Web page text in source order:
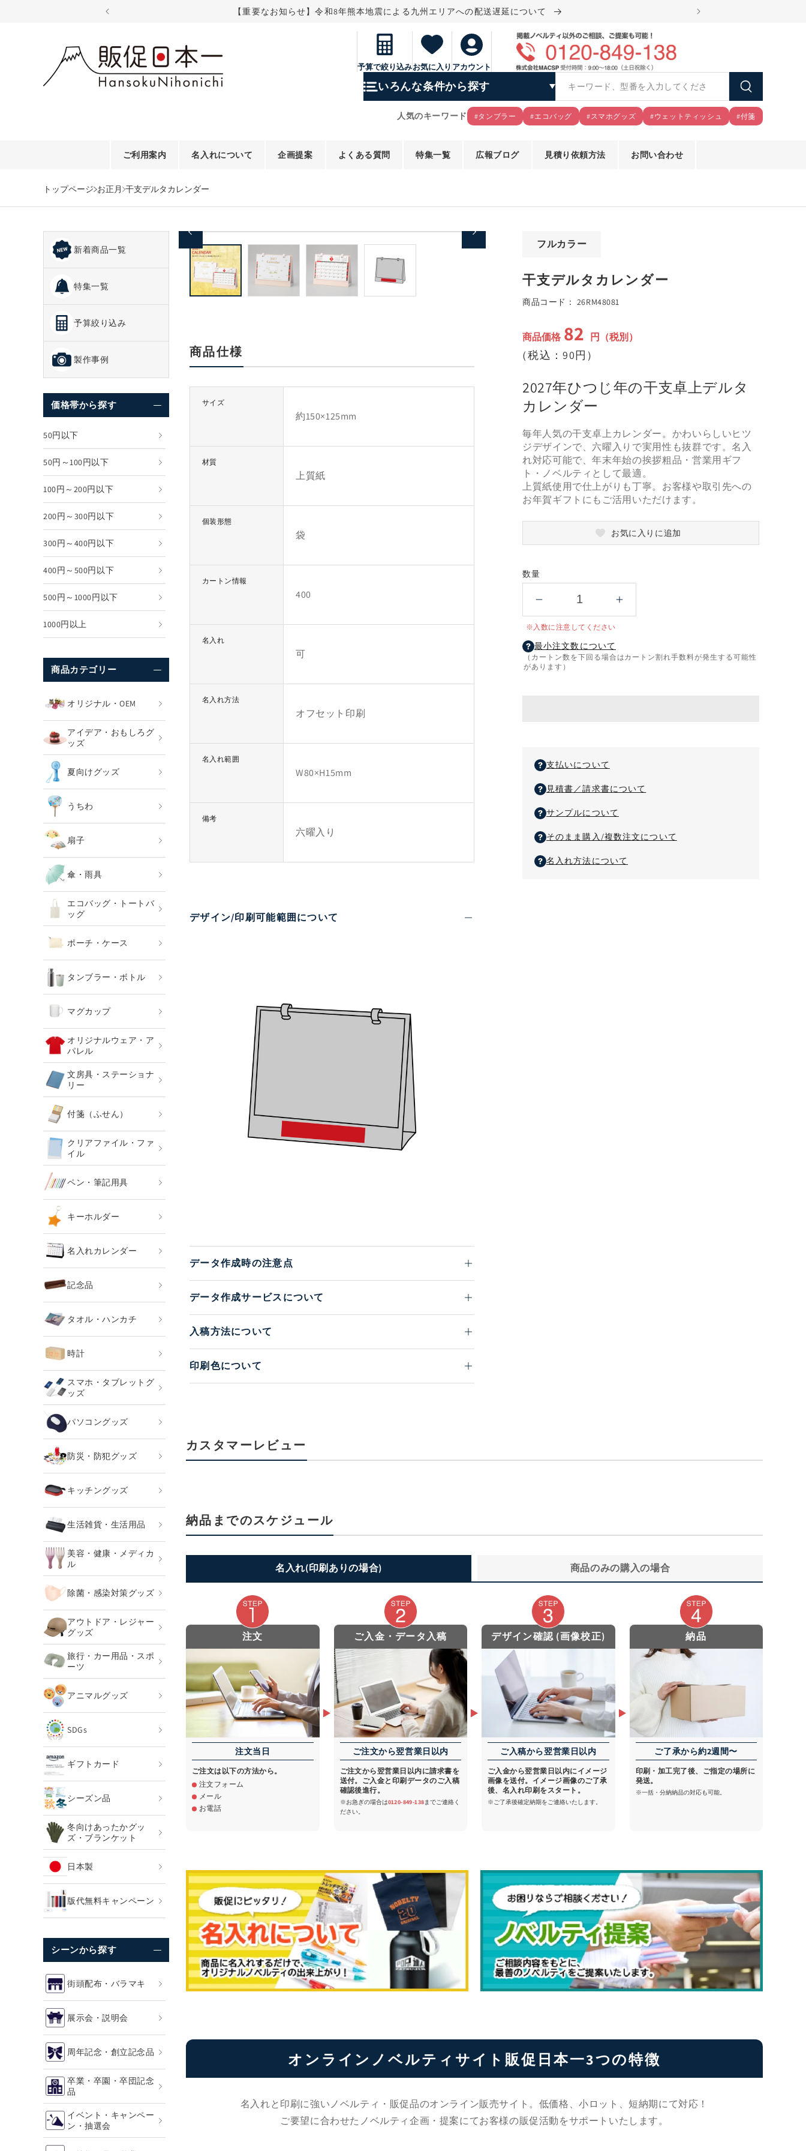
【重要なお知らせ】令和8年熊本地震による九州エリアへの配送遅延について スピード見積もりで小ロ
人気のキーワード #タンブラー #エコバッグ #スマホグッズ #ウェットティッシュ #付箋
ご利用案内 名入れについて 企画提案 よくある質問 特集一覧 広報ブログ 見積り依頼方法 お問い合わせ
いろんな条件から探す
予算で絞り込みお気に入り アカウント
トップページ お正月 干支デルタカレンダー
新着商品一覧
特集一覧
予算絞り込み
製作事例
価格帯から探す
50円以下
50円～100円以下
100円～200円以下
200円～300円以下
300円～400円以下
400円～500円以下
500円～1000円以下
1000円以上
商品カテゴリー
オリジナル・OEM
アイデア・おもしろグ
ッズ
夏向けグッズ
うちわ
扇子
傘・雨具
エコバッグ・トートバ
ッグ
ポーチ・ケース
タンブラー・ボトル
マグカップ
オリジナルウェア・ア
パレル
文房具・ステーショナ
リー
付箋（ふせん）
クリアファイル・ファ
イル
ペン・筆記用具
キーホルダー
名入れカレンダー
記念品
タオル・ハンカチ
時計
スマホ・タブレットグ
ッズ
パソコングッズ
防災・防犯グッズ
キッチングッズ
生活雑貨・生活用品
美容・健康・メディカ
ル
除菌・感染対策グッズ
アウトドア・レジャー
グッズ
旅行・カー用品・スポ
ーツ
アニマルグッズ
SDGs
ギフトカード
シーズン品
冬向けあったかグッ
ズ・ブランケット
日本製
版代無料キャンペーン
シーンから探す
街頭配布・バラマキ
展示会・説明会
周年記念・創立記念品
卒業・卒園・卒団記念
品
イベント・キャンペー
ン・抽選会
商品情
報にス
キップ
モ
ー
ル
で
開
く
ー
商品仕様
サイズ
約150×125mm
材質
上質紙
個装形態
袋
カートン情報
400
名入れ
可
名入れ方法
オフセット印刷
名入れ範囲
W80×H15mm
備考
六曜入り
デザイン/印刷可能範囲について
データ作成時の注意点
データ作成サービスについて
入稿方法について
印刷色について
フルカラー
干支デルタカレンダー
商品コード： SKU:
26RM48081
商品価格 通
常
格
82 円（税別）
（税込：90円）
2027年ひつじ年の干支卓上デルタ
カレンダー
毎年人気の干支卓上カレンダー。かわいらしいヒツ
ジデザインで、六曜入りで実用性も抜群です。名入
れ対応可能で、年末年始の挨拶粗品・営業用ギフ
ト・ノベルティとして最適。
上質紙使用で仕上がりも丁寧。お客様や取引先への
お年賀ギフトにもご活用いただけます。
お気に入りに追加
数量
支
デ
ル
タ
数
を
減
ら
す
干
支
タ
を
す
※入数に注意してください
最小注文数について
（カートン数を下回る場合はカートン割れ手数料が発生する可能性
があります）
支払いについて
見積書／請求書について
サンプルについて
そのまま購入/複数注文について
名入れ方法について
カスタマーレビュー
納品までのスケジュール
名入れ(印刷ありの場合) 商品のみの購入の場合
注文
注文当日
ご注文は以下の方法から。
注文フォーム
メール
お電話
ご入金・データ入稿
ご注文から翌営業日以内
ご注文から翌営業日以内に請求書を
送付。ご入金と印刷データのご入稿
確認後進行。
※お急ぎの場合は0120-849-138までご連絡く
ださい。
デザイン確認 (画像校正)
ご入稿から翌営業日以内
ご入金から翌営業日以内にイメージ
画像を送付。イメージ画像のご了承
後、名入れ印刷をスタート。
※ご了承後確定納期をご連絡いたします。
納品
ご了承から約2週間〜
印刷・加工完了後、ご指定の場所に
発送。
※一括・分納納品の対応も可能。
オンラインノベルティサイト販促日本一3つの特徴
名入れと印刷に強いノベルティ・販促品のオンライン販売サイト。低価格、小ロット、短納期にて対応！
ご要望に合わせたノベルティ企画・提案にてお客様の販促活動をサポートいたします。